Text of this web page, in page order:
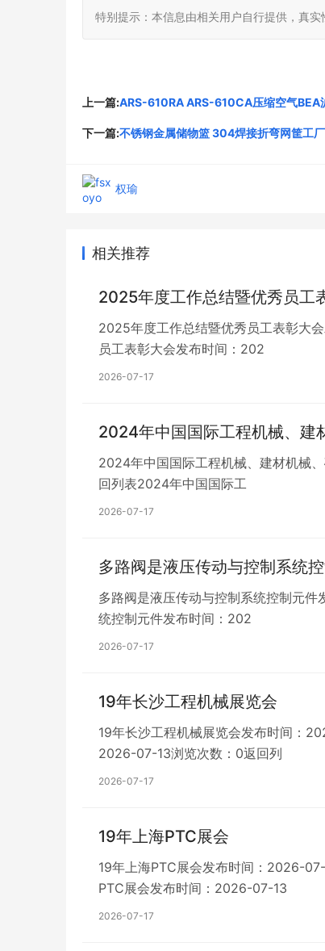
特别提示：本信息由相关用户自行提供，真
上一篇:ARS-610RA ARS-610CA压缩空气BEA
下一篇:不锈钢金属储物篮 304焊接折弯网筐工厂
权瑜
相关推荐
2025年度工作总结暨优秀员工
2025年度工作总结暨优秀员工表彰大
员工表彰大会发布时间：202
2026-07-17
2024年中国国际工程机械、建
2024年中国国际工程机械、建材机械
回列表2024年中国国际工
2026-07-17
多路阀是液压传动与控制系统
多路阀是液压传动与控制系统控制元
统控制元件发布时间：202
2026-07-17
19年长沙工程机械展览会
19年长沙工程机械展览会发布时间：
2026-07-13浏览次数：0返回列
2026-07-17
19年上海PTC展会
19年上海PTC展会发布时间：2026-
PTC展会发布时间：2026-07-13
2026-07-17